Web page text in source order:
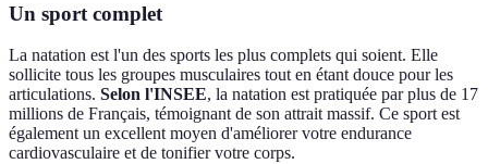
Un sport complet
La natation est l'un des sports les plus complets qui soient. Elle
sollicite tous les groupes musculaires tout en étant douce pour les
articulations. Selon l'INSEE, la natation est pratiquée par plus de 17
millions de Français, témoignant de son attrait massif. Ce sport est
également un excellent moyen d'améliorer votre endurance
cardiovasculaire et de tonifier votre corps.